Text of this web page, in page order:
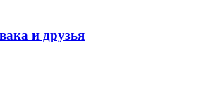
и друзья